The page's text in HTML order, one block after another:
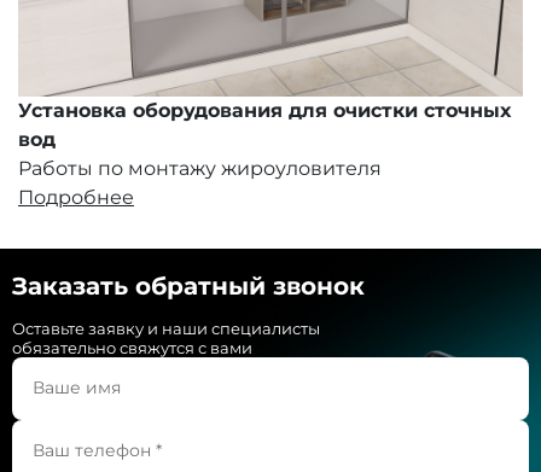
Установка оборудования для очистки сточных
вод
Работы по монтажу жироуловителя
Подробнее
Заказать обратный звонок
Оставьте заявку и наши специалисты
обязательно свяжутся с вами